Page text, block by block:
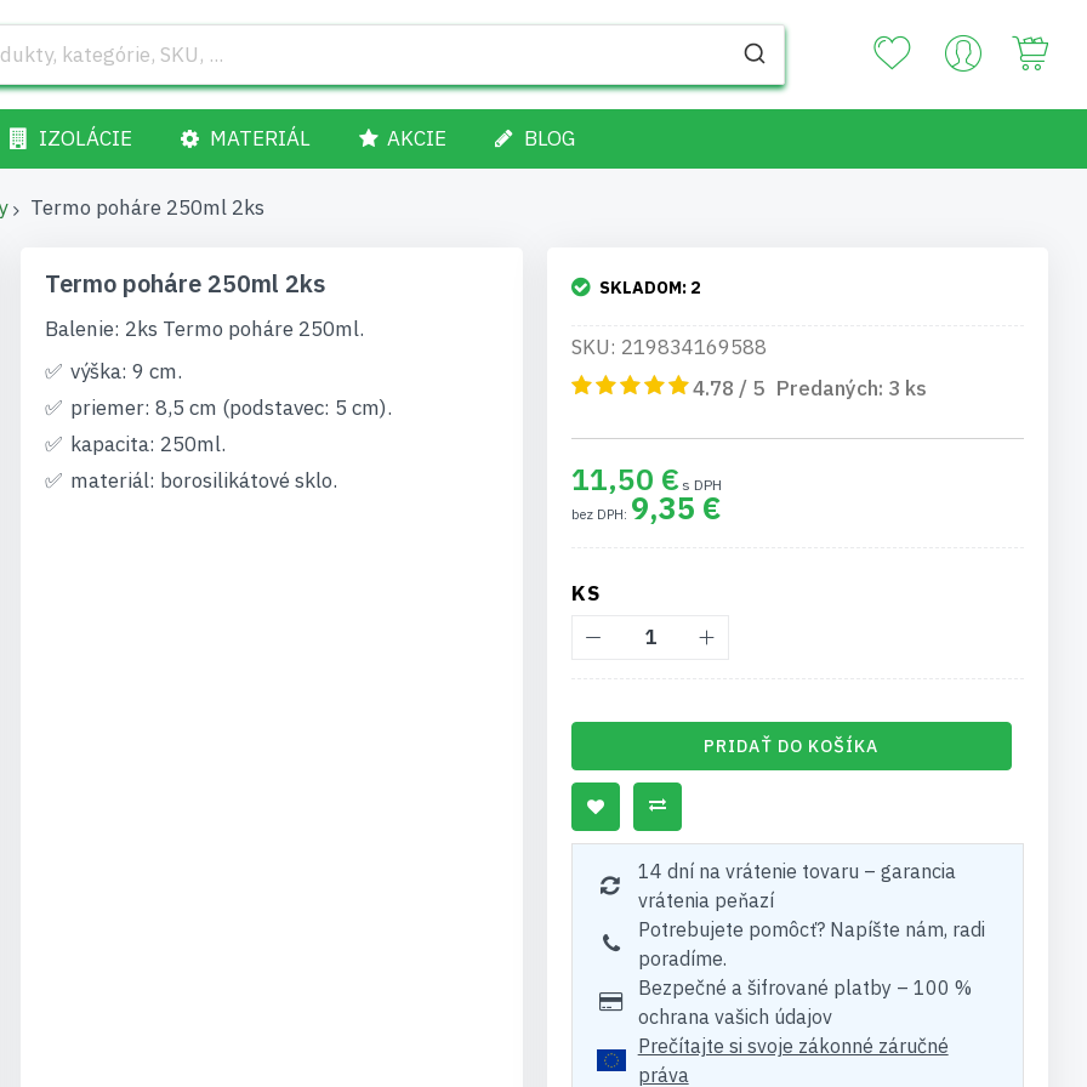
IZOLÁCIE MATERIÁL AKCIE BLOG
Termo poháre 250ml 2ks
Termo poháre 250ml 2ks
Balenie: 2ks Termo poháre 250ml.
výška: 9 cm.
priemer: 8,5 cm (podstavec: 5 cm).
kapacita: 250ml.
materiál: borosilikátové sklo.
SKLADOM: 2
SKU: 219834169588
4.78 / 5 Predaných: 3 ks
11,50 €
9,35 €
KS
PRIDAŤ DO KOŠÍKA
14 dní na vrátenie tovaru – garancia
vrátenia peňazí
Potrebujete pomôcť? Napíšte nám, radi
poradíme.
Bezpečné a šifrované platby – 100 %
ochrana vašich údajov
Prečítajte si svoje zákonné záručné
práva